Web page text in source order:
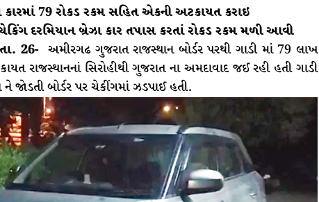
કારમાં 79 રોકડ રકમ સહિત એકની અટકાયત કરાઇ
દરમિયાન બ્રેઝા કાર તપાસ કરતાં રોકડ રકમ મળી આવી
26- અમીરગઢ ગુજરાત રાજસ્થાન બોર્ડર પરથી ગાડી માં 79 લાખ
રાજસ્થાનનાં સિરોહીથી ગુજરાત ના અમદાવાદ જઈ રહી હતી ગાડી
જોડતી બોર્ડર પર ચેકીંગમાં ઝડપાઈ હતી.